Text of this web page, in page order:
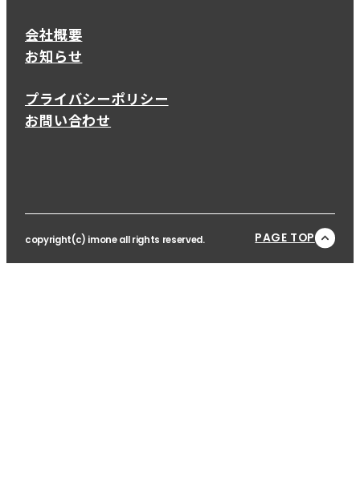
会社概要
お知らせ
プライバシーポリシー
お問い合わせ
copyright(c) imone all rights reserved. PAGE TOP